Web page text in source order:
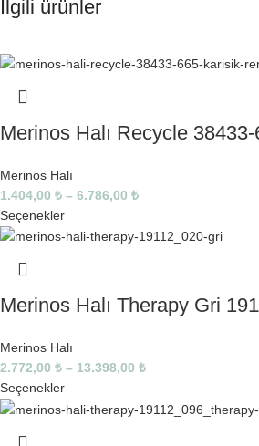
İlgili ürünler
Merinos Halı Recycle
Merinos Halı
1.404,00 ₺ – 6.786,00 ₺
Seçenekler
Merinos Halı Therapy Gri
Merinos Halı
2.772,00 ₺ – 13.398,00 ₺
Seçenekler